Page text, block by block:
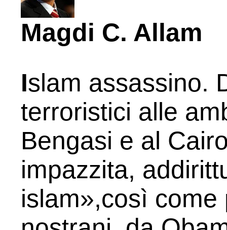
Magdi C. Allam
Islam assassino.
terroristici alle
Bengasi e al
impazzi­ta,
islam»,così